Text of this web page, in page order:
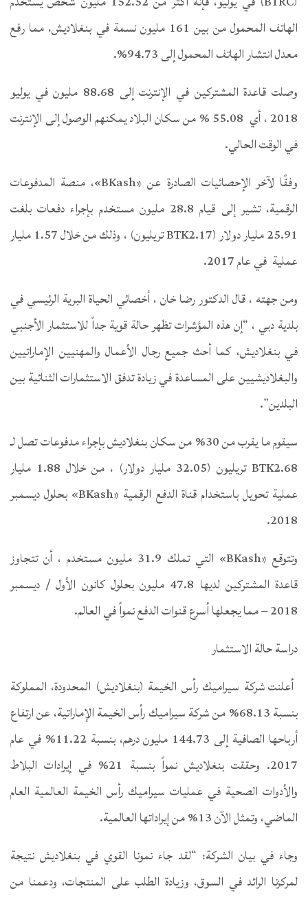
الهاتف المحمول من بين 161 مليون نسمة في بنغلاديش، مما رفع
معدل انتشار الهاتف المحمول إلى 94.73%.
وصلت قاعدة المشتركين في الإنترنت إلى 88.68 مليون في يوليو
2018 ، أي 55.08 % من سكان البلاد يمكنهم الوصول إلى الإنترنت
في الوقت الحالي.
وفقًا لآخر الإحصائيات الصادرة عن «BKash»، منصة المدفوعات
الرقمية، تشير إلى قيام 28.8 مليون مستخدم بإجراء دفعات بلغت
25.91 مليار دولار (BTK2.17 تريليون) ، وذلك من خلال 1.57 مليار
عملية في عام 2017.
ومن جهته ، قال الدكتور رضا خان ، أخصائي الحياة البرية الرئيسي في
بلدية دبي ، “إن هذه المؤشرات تظهر حالة قوية جداً للاستثمار الأجنبي
في بنغلاديش، كما أحث جميع رجال الأعمال والمهنيين الإماراتيين
والبغلاديشيين على المساعدة في زيادة تدفق الاستثمارات الثنائية بين
البلدين”.
سيقوم ما يقرب من 30% من سكان بنغلاديش بإجراء مدفوعات تصل لـ
BTK2.68 تريليون (32.05 مليار دولار) ، من خلال 1.88 مليار
عملية تحويل باستخدام قناة الدفع الرقمية «BKash» بحلول ديسمبر
2018.
وتتوقع «BKash» التي تملك 31.9 مليون مستخدم ، أن تتجاوز
قاعدة المشتركين لديها 47.8 مليون بحلول كانون الأول / ديسمبر
2018 – مما يجعلها أسرع قنوات الدفع نمواً في العالم.
دراسة حالة الاستثمار
أعلنت شركة سيراميك رأس الخيمة (بنغلاديش) المحدودة، المملوكة
بنسبة 68.13% من شركة سيراميك رأس الخيمة الإماراتية، عن ارتفاع
أرباحها الصافية إلى 144.73 مليون درهم، بنسبة 11.22% في عام
2017. وحققت بنغلاديش نمواً بنسبة 21% في إيرادات البلاط
والأدوات الصحية في عمليات سيراميك رأس الخيمة العالمية العام
الماضي، وتمثل الآن 13% من إيراداتها العالمية.
وجاء في بيان الشركة: “لقد جاء نمونا القوي في بنغلاديش نتيجة
لمركزنا الرائد في السوق، وزيادة الطلب على المنتجات، ودعمنا من